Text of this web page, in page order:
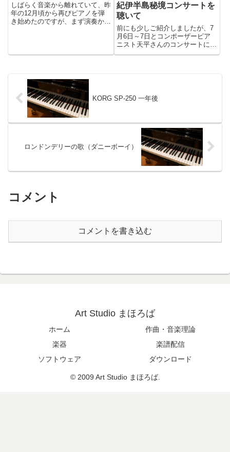
しばらく音楽から離れていて、昨
年の12月頃から再びピアノを弾
き始めたのですが、まず演奏から
ろんな曲を演奏していると、いず
紀伊半島秘境コンサートを
聴いて
前にも少しご紹介しましたが、7
月6日～7日とコンポーザーピア
ニスト天平さんのコンサートに行
ってきました。今回は紀伊半島の
KORG SP-250 一年後
ロンドンデリーの歌（ダニーボーイ）
コメント
コメントを書き込む
Art Studio まほろば
ホーム
作曲・音楽理論
楽器
楽譜配信
ソフトウェア
ダウンロード
© 2009 Art Studio まほろば.